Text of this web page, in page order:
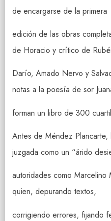
de encargarse de la primera
edición de las obras
de Horacio y crítico de
Darío, Amado Nervo y
notas a la poesía de sor
forman un libro de 300
Antes de Méndez
juzgada como un “árido
autoridades como
quien, depurando textos,
corrigiendo errores, fijando